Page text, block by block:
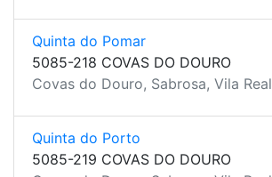
Quinta do Pomar
5085-218 COVAS DO DOURO
Covas do Douro, Sabrosa, Vila Real
Quinta do Porto
5085-219 COVAS DO DOURO